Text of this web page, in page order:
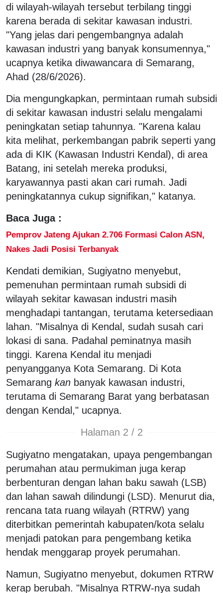
di wilayah-wilayah tersebut terbilang tinggi
karena berada di sekitar kawasan industri.
"Yang jelas dari pengembangnya adalah
kawasan industri yang banyak konsumennya,"
ucapnya ketika diwawancara di Semarang,
Ahad (28/6/2026).
Dia mengungkapkan, permintaan rumah subsidi
di sekitar kawasan industri selalu mengalami
peningkatan setiap tahunnya. "Karena kalau
kita melihat, perkembangan pabrik seperti yang
ada di KIK (Kawasan Industri Kendal), di area
Batang, ini setelah mereka produksi,
karyawannya pasti akan cari rumah. Jadi
peningkatannya cukup signifikan," katanya.
Baca Juga :
Pemprov Jateng Ajukan 2.706 Formasi Calon ASN,
Nakes Jadi Posisi Terbanyak
Kendati demikian, Sugiyatno menyebut,
pemenuhan permintaan rumah subsidi di
wilayah sekitar kawasan industri masih
menghadapi tantangan, terutama ketersediaan
lahan. "Misalnya di Kendal, sudah susah cari
lokasi di sana. Padahal peminatnya masih
tinggi. Karena Kendal itu menjadi
penyangganya Kota Semarang. Di Kota
Semarang kan banyak kawasan industri,
terutama di Semarang Barat yang berbatasan
dengan Kendal," ucapnya.
Halaman 2 / 2
Sugiyatno mengatakan, upaya pengembangan
perumahan atau permukiman juga kerap
berbenturan dengan lahan baku sawah (LSB)
dan lahan sawah dilindungi (LSD). Menurut dia,
rencana tata ruang wilayah (RTRW) yang
diterbitkan pemerintah kabupaten/kota selalu
menjadi patokan para pengembang ketika
hendak menggarap proyek perumahan.
Namun, Sugiyatno menyebut, dokumen RTRW
kerap berubah. "Misalnya RTRW-nya sudah